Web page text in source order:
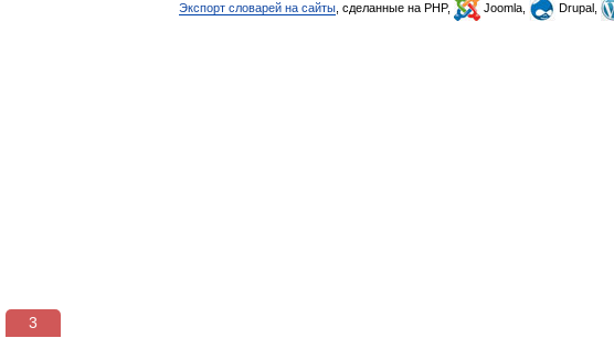
Экспорт словарей на сайты , сделанные на PHP, Joomla, Drupal,
3